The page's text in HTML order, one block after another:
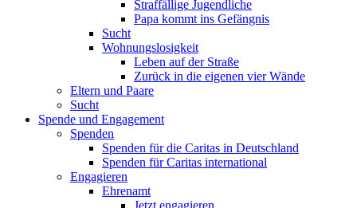
Straffällige Jugendliche
Papa kommt ins Gefängnis
Sucht
Wohnungslosigkeit
Leben auf der Straße
Zurück in die eigenen vier Wände
Eltern und Paare
Sucht
Spende und Engagement
Spenden
Spenden für die Caritas in Deutschland
Spenden für Caritas international
Engagieren
Ehrenamt